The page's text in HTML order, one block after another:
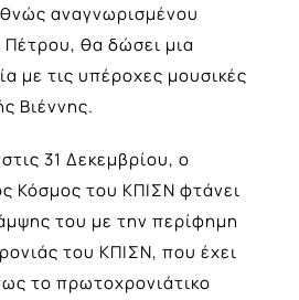
αναγνωρισμένου
θα δώσει μια
με τις υπέροχες μουσικές
Βιέννης.
31 Δεκεμβρίου, ο
Κόσμος του ΚΠΙΣΝ φτάνει
του με την περίφημη
του ΚΠΙΣΝ, που έχει
το πρωτοχρονιάτικο